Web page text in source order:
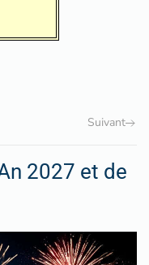
Suivant
2027 et de